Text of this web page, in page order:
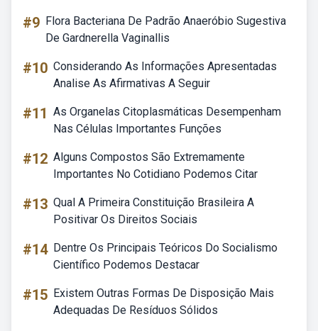
#9 Flora Bacteriana De Padrão Anaeróbio Sugestiva
De Gardnerella Vaginallis
#10 Considerando As Informações Apresentadas
Analise As Afirmativas A Seguir
#11 As Organelas Citoplasmáticas Desempenham
Nas Células Importantes Funções
#12 Alguns Compostos São Extremamente
Importantes No Cotidiano Podemos Citar
#13 Qual A Primeira Constituição Brasileira A
Positivar Os Direitos Sociais
#14 Dentre Os Principais Teóricos Do Socialismo
Científico Podemos Destacar
#15 Existem Outras Formas De Disposição Mais
Adequadas De Resíduos Sólidos